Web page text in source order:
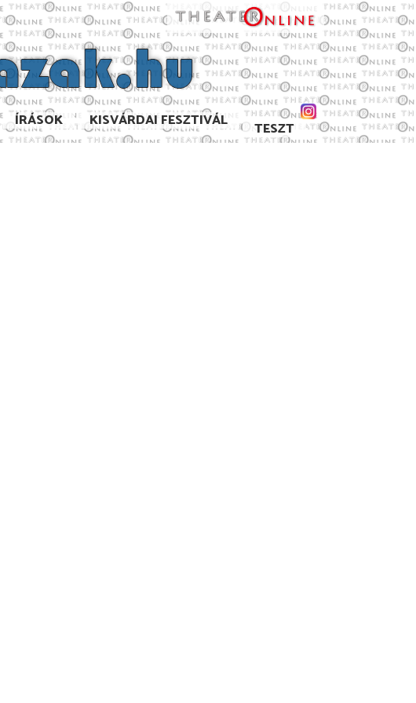
ÍRÁSOK KISVÁRDAI FESZTIVÁL TESZT